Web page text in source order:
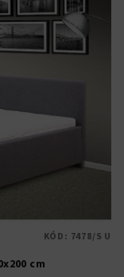
cm
KÓD: 7478/S U